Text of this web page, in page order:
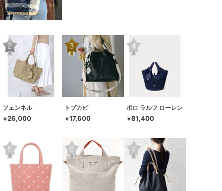
フェンネル
￥26,000
トプカピ
￥17,600
ポロ ラルフ ローレン
￥81,400